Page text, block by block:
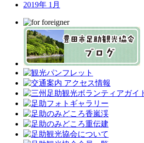
2019年 1月